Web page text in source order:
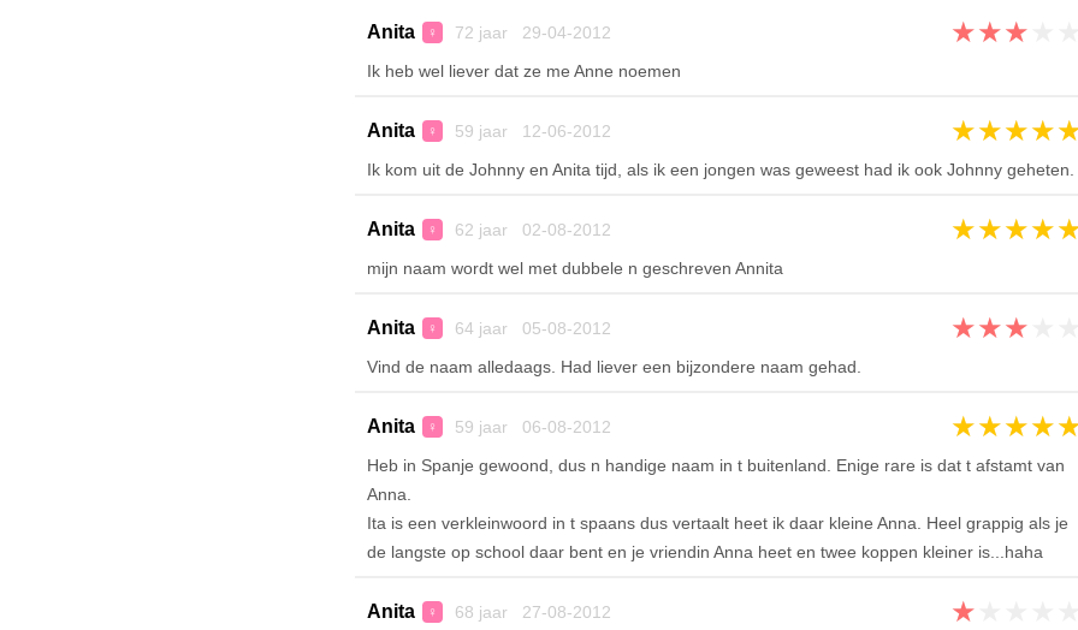
Anita ♀ 72 jaar 29-04-2012 ★★★
Ik heb wel liever dat ze me Anne noemen
Anita ♀ 59 jaar 12-06-2012 ★★★★
Ik kom uit de Johnny en Anita tijd, als ik een jongen was geweest had ik ook Johnny geheten.
Anita ♀ 62 jaar 02-08-2012 ★★★★
mijn naam wordt wel met dubbele n geschreven Annita
Anita ♀ 64 jaar 05-08-2012 ★★★
Vind de naam alledaags. Had liever een bijzondere naam gehad.
Anita ♀ 59 jaar 06-08-2012 ★★★★
Heb in Spanje gewoond, dus n handige naam in t buitenland. Enige rare is dat t afstamt van
Anna.
Ita is een verkleinwoord in t spaans dus vertaalt heet ik daar kleine Anna. Heel grappig als je
de langste op school daar bent en je vriendin Anna heet en twee koppen kleiner is...haha
Anita ♀ 68 jaar 27-08-2012 ★